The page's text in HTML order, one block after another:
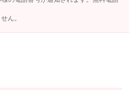
ん。